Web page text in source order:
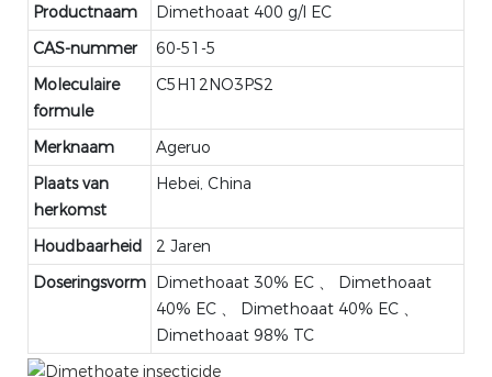
Productnaam
Dimethoaat 400 g/l EC
CAS-nummer
60-51-5
Moleculaire
formule
C5H12NO3PS2
Merknaam
Ageruo
Plaats van
herkomst
Hebei, China
Houdbaarheid
2 Jaren
Doseringsvorm Dimethoaat 30% EC 、 Dimethoaat
40% EC 、 Dimethoaat 40% EC 、
Dimethoaat 98% TC